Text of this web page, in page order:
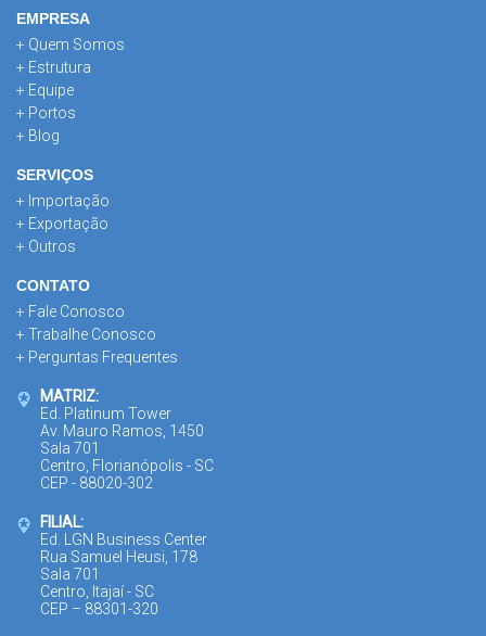
EMPRESA
+ Quem Somos
+ Estrutura
+ Equipe
+ Portos
+ Blog
SERVIÇOS
+ Importação
+ Exportação
+ Outros
CONTATO
+ Fale Conosco
+ Trabalhe Conosco
+ Perguntas Frequentes
MATRIZ:
Ed. Platinum Tower
Av. Mauro Ramos, 1450
Sala 701
Centro, Florianópolis - SC
CEP - 88020-302
FILIAL:
Ed. LGN Business Center
Rua Samuel Heusi, 178
Sala 701
Centro, Itajaí - SC
CEP – 88301-320